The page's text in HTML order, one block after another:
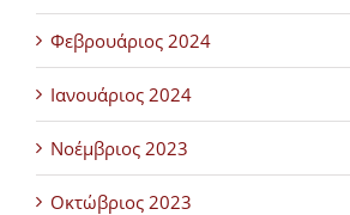
Φεβρουάριος 2024
Ιανουάριος 2024
Νοέμβριος 2023
Οκτώβριος 2023